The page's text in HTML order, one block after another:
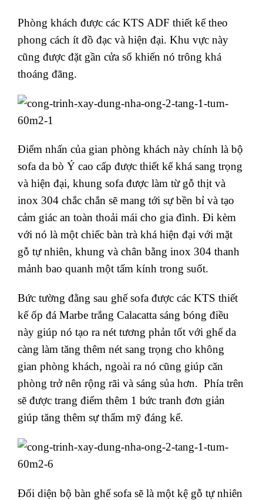
Phòng khách được các KTS ADF thiết kế theo
phong cách ít đồ đạc và hiện đại. Khu vực này
cũng được đặt gần cửa sổ khiến nó trông khá
thoáng đãng.
Điểm nhấn của gian phòng khách này chính là bộ
sofa da bò Ý cao cấp được thiết kế khá sang trọng
và hiện đại, khung sofa được làm từ gỗ thịt và
inox 304 chắc chắn sẽ mang tới sự bền bỉ và tạo
cảm giác an toàn thoải mái cho gia đình. Đi kèm
với nó là một chiếc bàn trà khá hiện đại với mặt
gỗ tự nhiên, khung và chân bằng inox 304 thanh
mảnh bao quanh một tấm kính trong suốt.
Bức tường đằng sau ghế sofa được các KTS thiết
kế ốp đá Marbe trắng Calacatta sáng bóng điều
này giúp nó tạo ra nét tương phản tốt với ghế da
càng làm tăng thêm nét sang trọng cho không
gian phòng khách, ngoài ra nó cũng giúp căn
phòng trở nên rộng rãi và sáng sủa hơn. Phía trên
sẽ được trang điểm thêm 1 bức tranh đơn giản
giúp tăng thêm sự thẩm mỹ đáng kể.
Đối diện bộ bàn ghế sofa sẽ là một kệ gỗ tự nhiên